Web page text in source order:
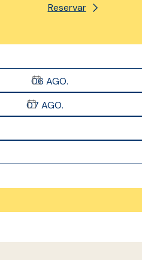
Reservar
06 AGO.
07 AGO.